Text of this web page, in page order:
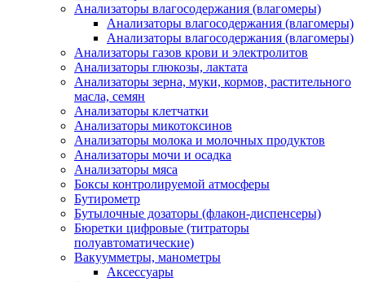
Анализаторы влагосодержания (влагомеры)
Анализаторы влагосодержания (влагомеры)
Анализаторы влагосодержания (влагомеры)
Анализаторы газов крови и электролитов
Анализаторы глюкозы, лактата
Анализаторы зерна, муки, кормов, растительного
масла, семян
Анализаторы клетчатки
Анализаторы микотоксинов
Анализаторы молока и молочных продуктов
Анализаторы мочи и осадка
Анализаторы мяса
Боксы контролируемой атмосферы
Бутирометр
Бутылочные дозаторы (флакон-диспенсеры)
Бюретки цифровые (титраторы
полуавтоматические)
Вакуумметры, манометры
Аксессуары